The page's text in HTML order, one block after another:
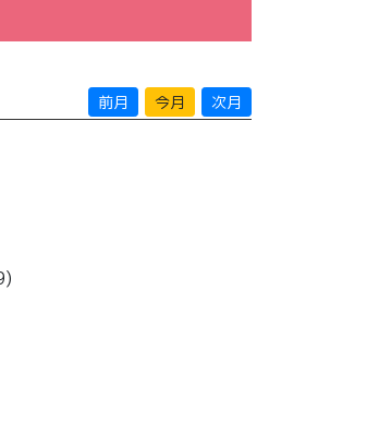
前月 今月 次月